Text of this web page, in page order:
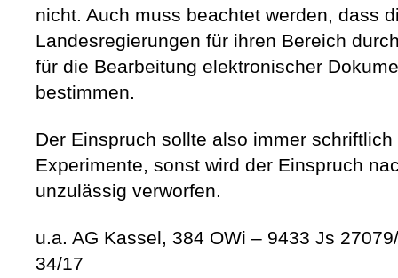
nicht. Auch muss beachtet werden, dass
Landesregierungen für ihren Bereich
für die Bearbeitung elektronischer
bestimmen.
Der Einspruch sollte also immer
Experimente, sonst wird der Einspruch
unzulässig verworfen.
u.a. AG Kassel, 384 OWi – 9433 Js
34/17